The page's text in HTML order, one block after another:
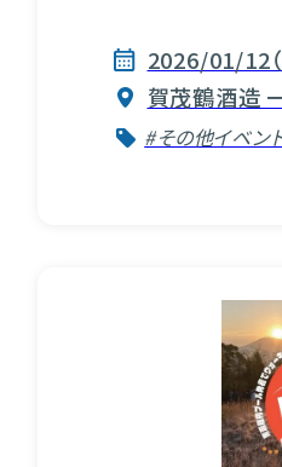
2026/01/12（
賀茂鶴酒造
#その他イベン